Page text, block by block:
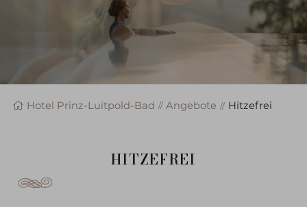
Hotel Prinz-Luitpold-Bad Angebote Hitzefrei
HITZEFREI